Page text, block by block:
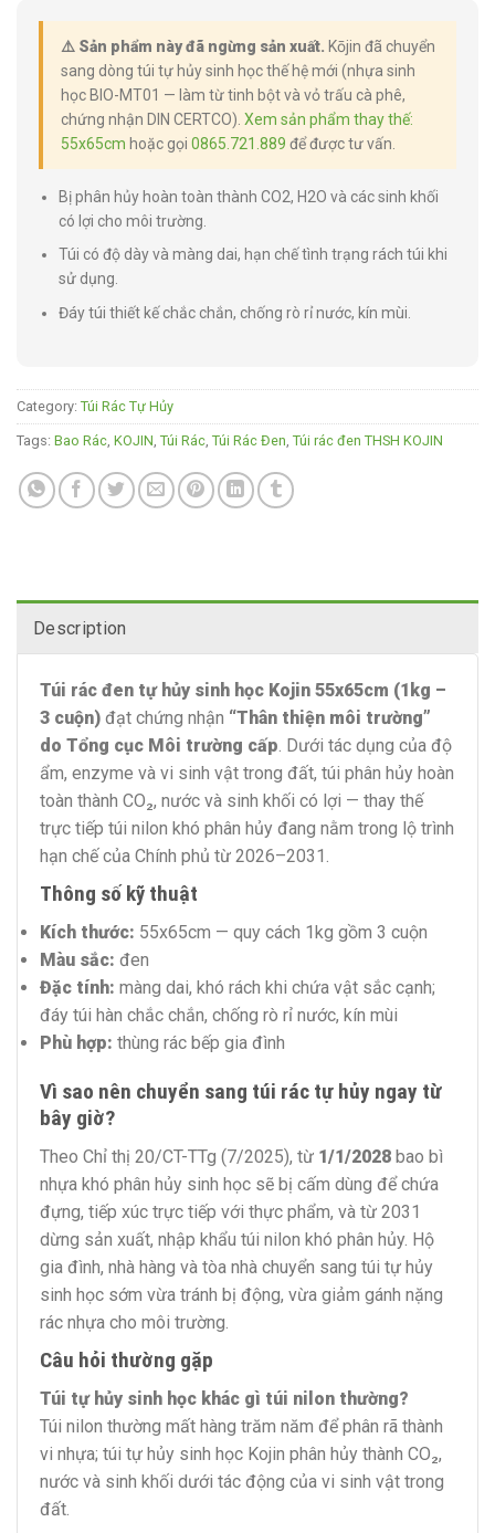
⚠️ Sản phẩm này đã ngừng sản xuất. Kōjin đã chuyển
sang dòng túi tự hủy sinh học thế hệ mới (nhựa sinh
học BIO-MT01 — làm từ tinh bột và vỏ trấu cà phê,
chứng nhận DIN CERTCO). Xem sản phẩm thay thế:
55x65cm hoặc gọi 0865.721.889 để được tư vấn.
Bị phân hủy hoàn toàn thành CO2, H2O và các sinh khối
có lợi cho môi trường.
Túi có độ dày và màng dai, hạn chế tình trạng rách túi khi
sử dụng.
Đáy túi thiết kế chắc chắn, chống rò rỉ nước, kín mùi.
Category: Túi Rác Tự Hủy
Tags: Bao Rác, KOJIN, Túi Rác, Túi Rác Đen, Túi rác đen THSH KOJIN
Description
Túi rác đen tự hủy sinh học Kojin 55x65cm (1kg –
3 cuộn) đạt chứng nhận “Thân thiện môi trường”
do Tổng cục Môi trường cấp. Dưới tác dụng của độ
ẩm, enzyme và vi sinh vật trong đất, túi phân hủy hoàn
toàn thành CO₂, nước và sinh khối có lợi — thay thế
trực tiếp túi nilon khó phân hủy đang nằm trong lộ trình
hạn chế của Chính phủ từ 2026–2031.
Thông số kỹ thuật
Kích thước: 55x65cm — quy cách 1kg gồm 3 cuộn
Màu sắc: đen
Đặc tính: màng dai, khó rách khi chứa vật sắc cạnh;
đáy túi hàn chắc chắn, chống rò rỉ nước, kín mùi
Phù hợp: thùng rác bếp gia đình
Vì sao nên chuyển sang túi rác tự hủy ngay từ
bây giờ?
Theo Chỉ thị 20/CT-TTg (7/2025), từ 1/1/2028 bao bì
nhựa khó phân hủy sinh học sẽ bị cấm dùng để chứa
đựng, tiếp xúc trực tiếp với thực phẩm, và từ 2031
dừng sản xuất, nhập khẩu túi nilon khó phân hủy. Hộ
gia đình, nhà hàng và tòa nhà chuyển sang túi tự hủy
sinh học sớm vừa tránh bị động, vừa giảm gánh nặng
rác nhựa cho môi trường.
Câu hỏi thường gặp
Túi tự hủy sinh học khác gì túi nilon thường?
Túi nilon thường mất hàng trăm năm để phân rã thành
vi nhựa; túi tự hủy sinh học Kojin phân hủy thành CO₂,
nước và sinh khối dưới tác động của vi sinh vật trong
đất.